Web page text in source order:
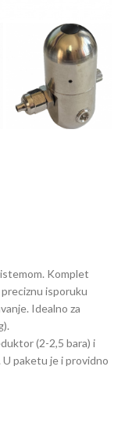
. Komplet
isporuku
Idealno za
(2-2,5 bara) i
U paketu je i providno